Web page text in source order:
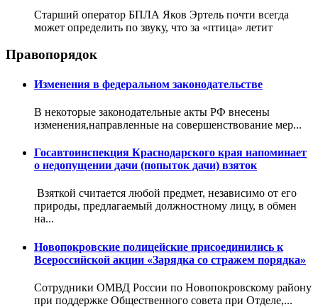
Старший оператор БПЛА Яков Эртель почти всегда
может определить по звуку, что за «птица» летит
Правопорядок
Изменения в федеральном законодательстве
В некоторые законодательные акты РФ внесены
изменения,направленные на совершенствование мер...
Госавтоинспекция Краснодарского края напоминает
о недопущении дачи (попыток дачи) взяток
Взяткой считается любой предмет, независимо от его
природы, предлагаемый должностному лицу, в обмен
на...
Новопокровские полицейские присоединились к
Всероссийской акции «Зарядка со стражем порядка»
Сотрудники ОМВД России по Новопокровскому району
при поддержке Общественного совета при Отделе,...